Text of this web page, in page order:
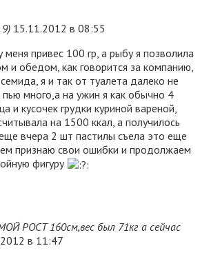
15.11.2012 в 08:55
привес 100 гр, а рыбу я позволила
и обедом, как говорится за компанию,
я и так от туалета далеко не
много,а на ужин я как обычно 4
и кусочек грудки куриной вареной,
на 1500 ккал, а получилось
вчера 2 шт пастилы съела это еще
признаю свои ошибки и продолжаем
фигуру
РОСТ 160см,вес был 71кг а сейчас
в 11:47